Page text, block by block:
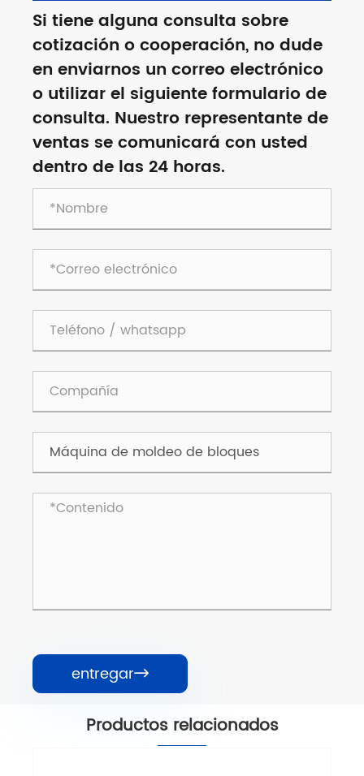
Si tiene alguna consulta sobre
cotización o cooperación, no dude
en enviarnos un correo electrónico
o utilizar el siguiente formulario de
consulta. Nuestro representante de
ventas se comunicará con usted
dentro de las 24 horas.
entregar
Productos relacionados